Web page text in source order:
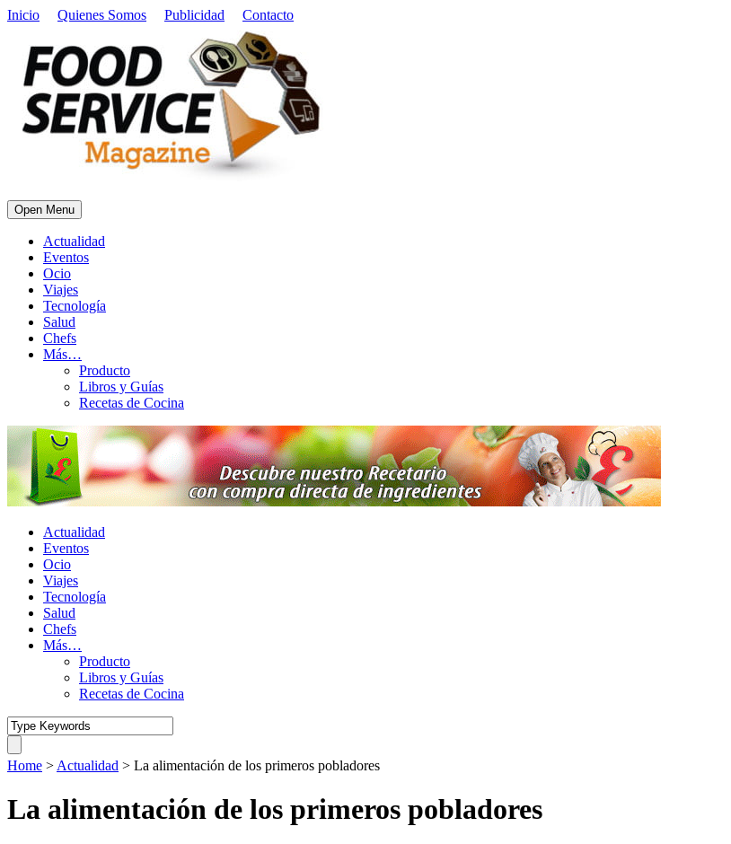
Inicio Quienes Somos Publicidad Contacto
Open Menu
Actualidad
Eventos
Ocio
Viajes
Tecnología
Salud
Chefs
Más…
Producto
Libros y Guías
Recetas de Cocina
Actualidad
Eventos
Ocio
Viajes
Tecnología
Salud
Chefs
Más…
Producto
Libros y Guías
Recetas de Cocina
Home > Actualidad > La alimentación de los primeros pobladores
La alimentación de los primeros pobladores